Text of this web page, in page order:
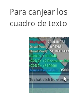
Para canjear
cuadro de texto